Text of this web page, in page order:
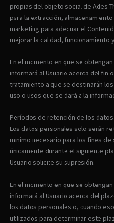
propias del objeto social de Ades
para la extracción,
marketing para adecuar el
mejorar la calidad, funcionamiento
En el momento en que se
informará al Usuario acerca del fin
tratamiento a que se destinarán
uso o usos que se dará a la
Períodos de retención de los
Los datos personales solo serán
mínimo necesario para los fines
únicamente durante el siguiente
Usuario solicite su supresión.
En el momento en que se
informará al Usuario acerca del
los datos personales o, cuando
utilizados para determinar este